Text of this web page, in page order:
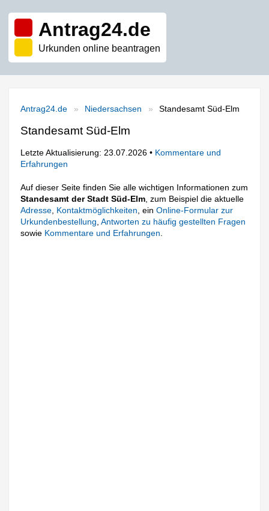
Antrag24.de
Urkunden online beantragen
Antrag24.de Niedersachsen Standesamt Süd-Elm
Standesamt Süd-Elm
Letzte Aktualisierung: 23.07.2026 • Kommentare und
Erfahrungen
Auf dieser Seite finden Sie alle wichtigen Informationen zum
Standesamt der Stadt Süd-Elm , zum Beispiel die aktuelle
Adresse Kontaktmöglichkeiten , einOnline-Formular zur
Urkundenbestellung ,Antworten zu häufig gestellten Fragen
sowie Kommentare und Erfahrungen